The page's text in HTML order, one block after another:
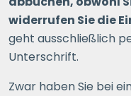
widerrufen Sie die
geht ausschließlich
Unterschrift.
Zwar haben Sie bei